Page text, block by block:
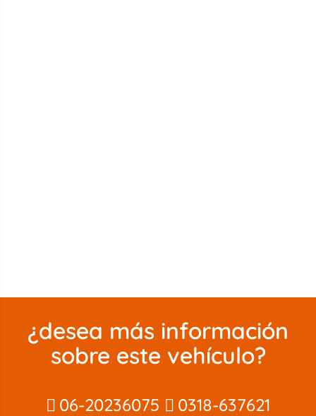
¿desea más información
sobre este vehículo?
06-20236075
0318-637621